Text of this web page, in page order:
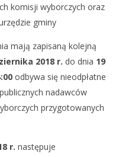
komisji wyborczych oraz
gminy
mają zapisaną kolejną
2018 r. do dnia 19
odbywa się nieodpłatne
nadawców
przygotowanych
r. następuje